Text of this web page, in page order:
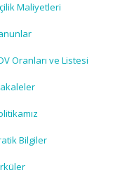
Maliyetleri
Oranları ve Listesi
Bilgiler